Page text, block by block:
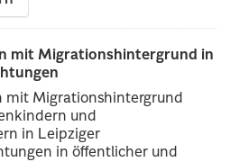
mit Migrationshintergrund in
mit Migrationshintergrund
und
in Leipziger
in öffentlicher und